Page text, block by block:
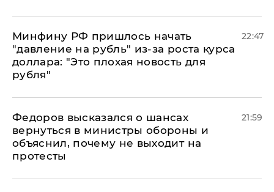
Минфину РФ пришлось начать
"давление на рубль" из-за роста курса
доллара: "Это плохая новость для
рубля"
22:47
Федоров высказался о шансах
вернуться в министры обороны и
объяснил, почему не выходит на
протесты
21:59